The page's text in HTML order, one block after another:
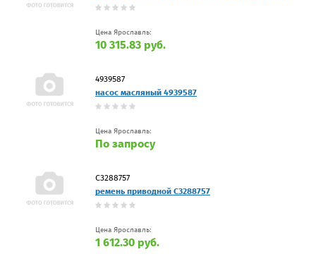
Цена Ярославль:
10 315.83 руб.
4939587
насос масляный 4939587
Цена Ярославль:
По запросу
С3288757
ремень приводной С3288757
Цена Ярославль:
1 612.30 руб.